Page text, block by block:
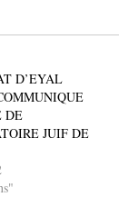
D’EYAL
DE
JUIF DE